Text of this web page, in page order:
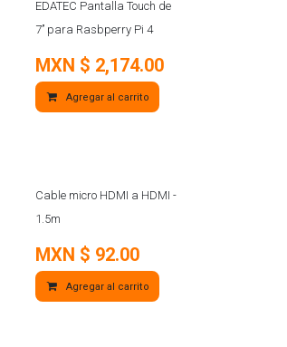
NUEVO
EDATEC Pantalla Touch de
7’’ para Rasbperry Pi 4
MXN $ 2,174.00
Agregar al carrito
Cable micro HDMI a HDMI -
1.5m
MXN $ 92.00
Agregar al carrito